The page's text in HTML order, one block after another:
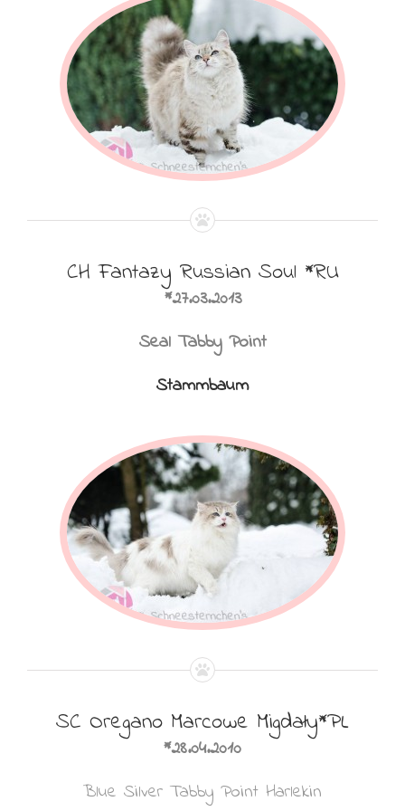
CH Fantazy Russian Soul *RU
*27.03.2013
Seal Tabby Point
Stammbaum
SC Oregano Marcowe Migdały*PL
*28.04.2010
Blue Silver Tabby Point Harlekin